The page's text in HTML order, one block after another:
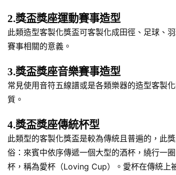
2.獎盃獎座運動賽事造型
此類造型客製化獎盃可客製化成田徑、足球、
賽事相關的意義。
3.獎盃獎座音樂賽事造型
常見使用音符五線譜或是各類樂器的造型客製
質。
4.獎盃獎座傳統杯型
此類型的客製化獎盃是較為傳統且普遍的，此
俗：來賓中依序傳遞一個大型的酒杯，繞行一
杯，稱為愛杯（Loving Cup）。愛杯在傳統上